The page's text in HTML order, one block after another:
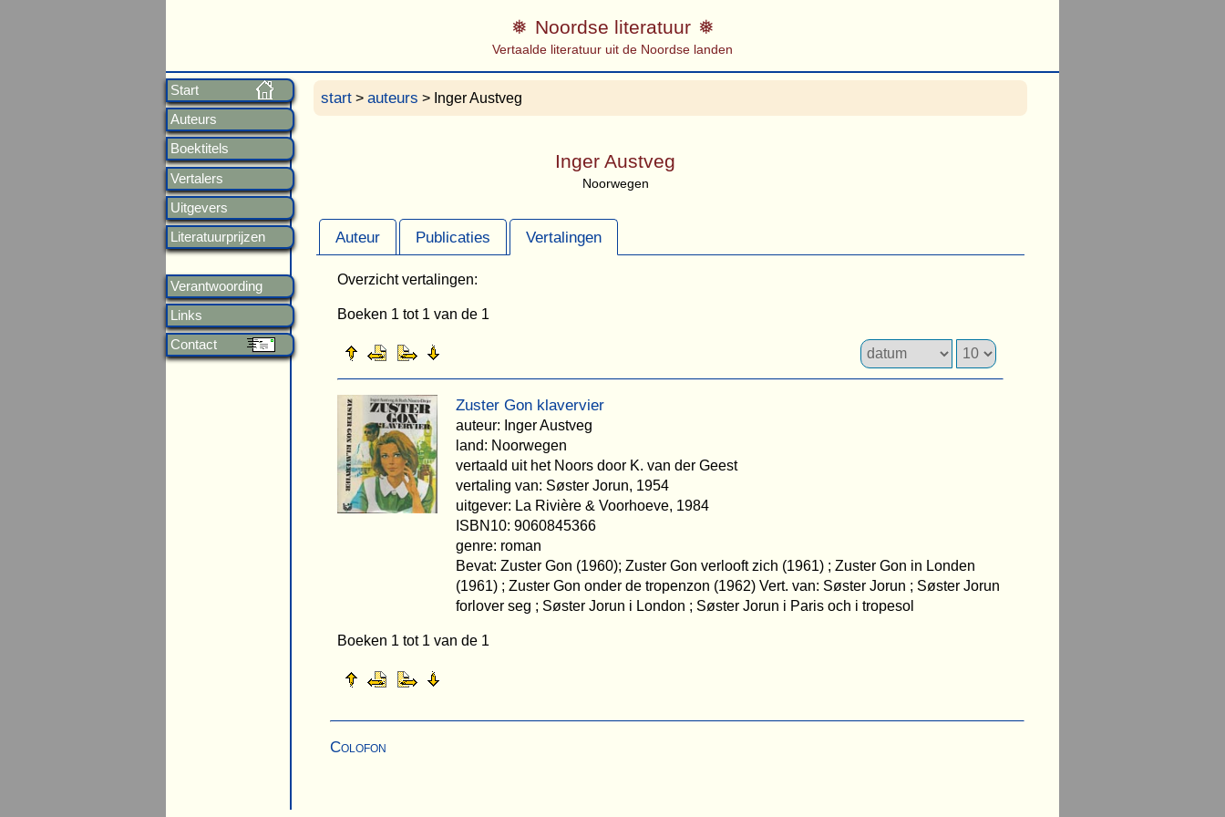
Start
Auteurs
Boektitels
Vertalers
Uitgevers
Literatuurprijzen
Verantwoording
Links
Contact
Noordse literatuur
Vertaalde literatuur uit de Noordse landen
start > auteurs > Inger Austveg
Inger Austveg
Noorwegen
Auteur Publicaties Vertalingen
Overzicht vertalingen:
Boeken 1 tot 1 van de 1
Zuster Gon klavervier
auteur: Inger Austveg
land: Noorwegen
vertaald uit het Noors door K. van der Geest
vertaling van: Søster Jorun, 1954
uitgever: La Rivière & Voorhoeve, 1984
ISBN10: 9060845366
genre: roman
Bevat: Zuster Gon (1960); Zuster Gon verlooft zich (1961) ; Zuster Gon in Londen
(1961) ; Zuster Gon onder de tropenzon (1962) Vert. van: Søster Jorun ; Søster Jorun
forlover seg ; Søster Jorun i London ; Søster Jorun i Paris och i tropesol
Boeken 1 tot 1 van de 1
Colofon